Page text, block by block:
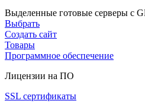
Выделенные готовые серверы с
Выбрать
Создать сайт
Товары
Программное обеспечение
Лицензии на ПО
SSL сертификаты